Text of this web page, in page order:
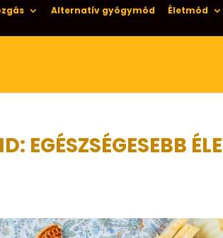
Alternatív gyógymód Életmód
EGÉSZSÉGESEBB